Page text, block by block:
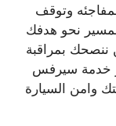
وتوقف
نحو هدفك
بمراقبة
خدمة سيرفس
وامن السيارة